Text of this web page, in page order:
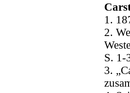
1.
2.
S. 1-
3.